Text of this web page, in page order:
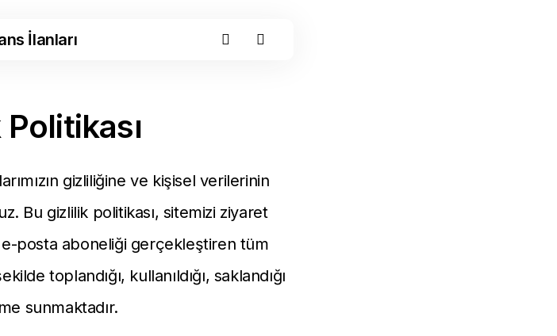
gizliliğine ve kişisel verilerinin
Bu gizlilik politikası, sitemizi ziyaret
posta aboneliği gerçekleştiren tüm
toplandığı, kullanıldığı, saklandığı
sunmaktadır.